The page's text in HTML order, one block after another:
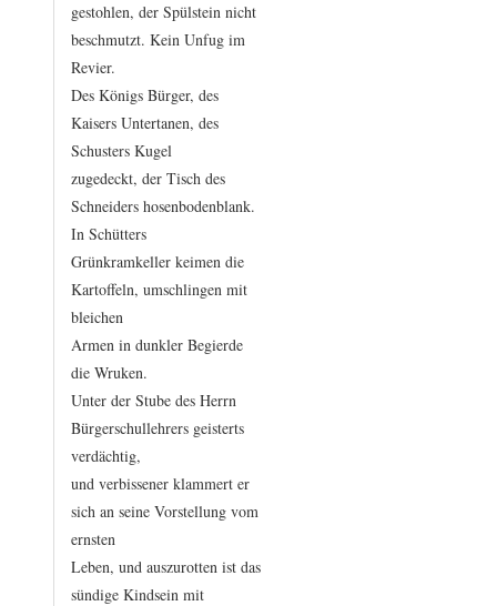
gestohlen, der Spülstein nicht
beschmutzt. Kein Unfug im
Revier.
Des Königs Bürger, des
Kaisers Untertanen, des
Schusters Kugel
zugedeckt, der Tisch des
Schneiders hosenbodenblank.
In Schütters
Grünkramkeller keimen die
Kartoffeln, umschlingen mit
bleichen
Armen in dunkler Begierde
die Wruken.
Unter der Stube des Herrn
Bürgerschullehrers geisterts
verdächtig,
und verbissener klammert er
sich an seine Vorstellung vom
ernsten
Leben, und auszurotten ist das
sündige Kindsein mit